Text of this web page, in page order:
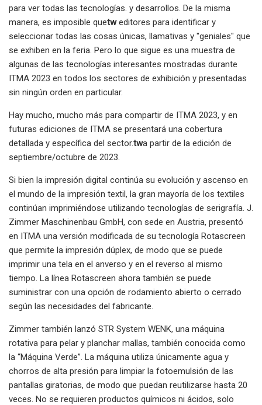
para ver todas las tecnologías. y desarrollos. De la misma
manera, es imposible quetweditores para identificar y
seleccionar todas las cosas únicas, llamativas y "geniales" que
se exhiben en la feria. Pero lo que sigue es una muestra de
algunas de las tecnologías interesantes mostradas durante
ITMA 2023 en todos los sectores de exhibición y presentadas
sin ningún orden en particular.
Hay mucho, mucho más para compartir de ITMA 2023, y en
futuras ediciones de ITMA se presentará una cobertura
detallada y específica del sector.twa partir de la edición de
septiembre/octubre de 2023.
Si bien la impresión digital continúa su evolución y ascenso en
el mundo de la impresión textil, la gran mayoría de los textiles
continúan imprimiéndose utilizando tecnologías de serigrafía. J.
Zimmer Maschinenbau GmbH, con sede en Austria, presentó
en ITMA una versión modificada de su tecnología Rotascreen
que permite la impresión dúplex, de modo que se puede
imprimir una tela en el anverso y en el reverso al mismo
tiempo. La línea Rotascreen ahora también se puede
suministrar con una opción de rodamiento abierto o cerrado
según las necesidades del fabricante.
Zimmer también lanzó STR System WENK, una máquina
rotativa para pelar y planchar mallas, también conocida como
la “Máquina Verde”. La máquina utiliza únicamente agua y
chorros de alta presión para limpiar la fotoemulsión de las
pantallas giratorias, de modo que puedan reutilizarse hasta 20
veces. No se requieren productos químicos ni ácidos, solo